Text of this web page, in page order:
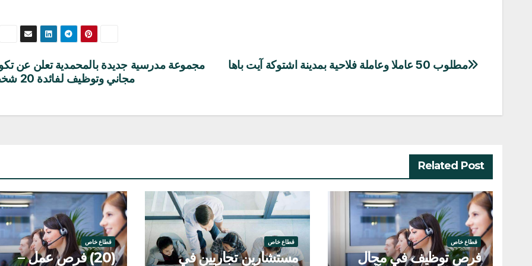
تصفّح
مجموعة مدرسية جديدة بالمحمدية تعلن عن
مجاني وتوظيف لفائدة 20 شخص
مطلوب 50 عاملا وعاملة فلاحية بمدينة اشتوكة آيت باها
Related Post
قطاع خاص
فرص توظيف في مجال
قطاع خاص
مستشارين تجاريين في
قطاع خاص
(20) فرص عمل –